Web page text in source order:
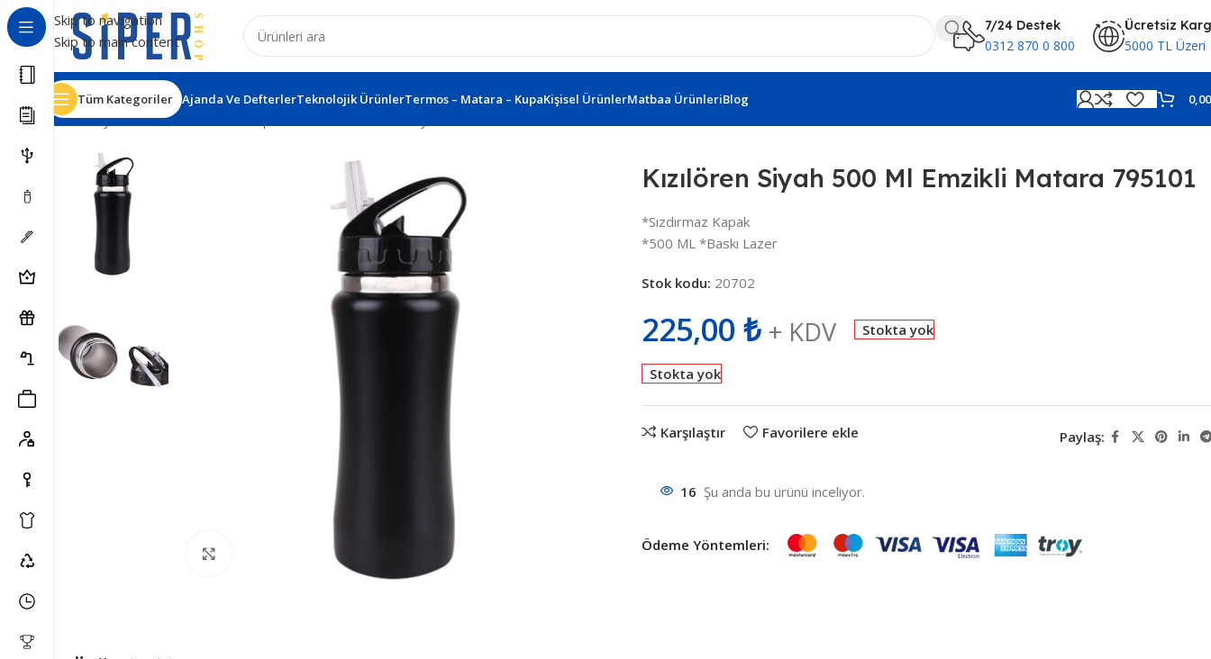
Skip to navigation
Skip to main content
7/24 Destek
0312 870 0 800
Ücretsiz
5000 TL Üzeri
Tüm Kategoriler Ajanda Ve DefterlerTeknolojik ÜrünlerTermos – Matara – KupaKişisel ÜrünlerMatbaa ÜrünleriBlog
Ana Sayfa Termos - Matara - Kupa
Büyütmek için tıklayın
Kızılören Siyah 500 Ml Emzikli Matara 795101
*Sızdırmaz Kapak
*500 ML *Baskı Lazer
Stok kodu: 20702
225,00 ₺ + KDV Stokta yok
Stokta yok
Karşılaştır Favorilere ekle Paylaş:
16 Şu anda bu ürünü inceliyor.
Ödeme Yöntemleri: